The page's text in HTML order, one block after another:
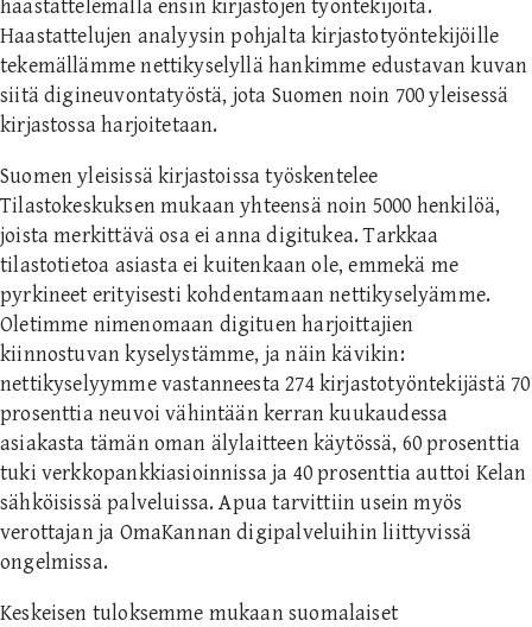
haastattelemalla ensin kirjastojen työntekijöitä.
Haastattelujen analyysin pohjalta kirjastotyöntekijöille
tekemällämme nettikyselyllä hankimme edustavan kuvan
siitä digineuvontatyöstä, jota Suomen noin 700 yleisessä
kirjastossa harjoitetaan.
Suomen yleisissä kirjastoissa työskentelee
Tilastokeskuksen mukaan yhteensä noin 5000 henkilöä,
joista merkittävä osa ei anna digitukea. Tarkkaa
tilastotietoa asiasta ei kuitenkaan ole, emmekä me
pyrkineet erityisesti kohdentamaan nettikyselyämme.
Oletimme nimenomaan digituen harjoittajien
kiinnostuvan kyselystämme, ja näin kävikin:
nettikyselyymme vastanneesta 274 kirjastotyöntekijästä 70
prosenttia neuvoi vähintään kerran kuukaudessa
asiakasta tämän oman älylaitteen käytössä, 60 prosenttia
tuki verkkopankkiasioinnissa ja 40 prosenttia auttoi Kelan
sähköisissä palveluissa. Apua tarvittiin usein myös
verottajan ja OmaKannan digipalveluihin liittyvissä
ongelmissa.
Keskeisen tuloksemme mukaan suomalaiset